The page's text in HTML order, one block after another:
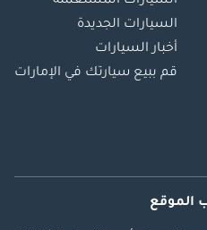
السيارات الجديدة
أخبار السيارات
قم ببيع سيارتك في الإمارات
الموقع